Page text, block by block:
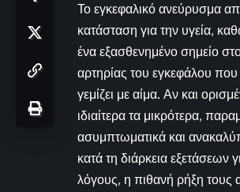
Το εγκεφαλικό ανεύρυσμα
κατάσταση για την υγεία,
ένα εξασθενημένο σημείο
αρτηρίας του εγκεφάλου που
γεμίζει με αίμα. Αν και
ιδιαίτερα τα μικρότερα,
ασυμπτωματικά και
κατά τη διάρκεια εξετάσεων
λόγους, η πιθανή ρήξη τους